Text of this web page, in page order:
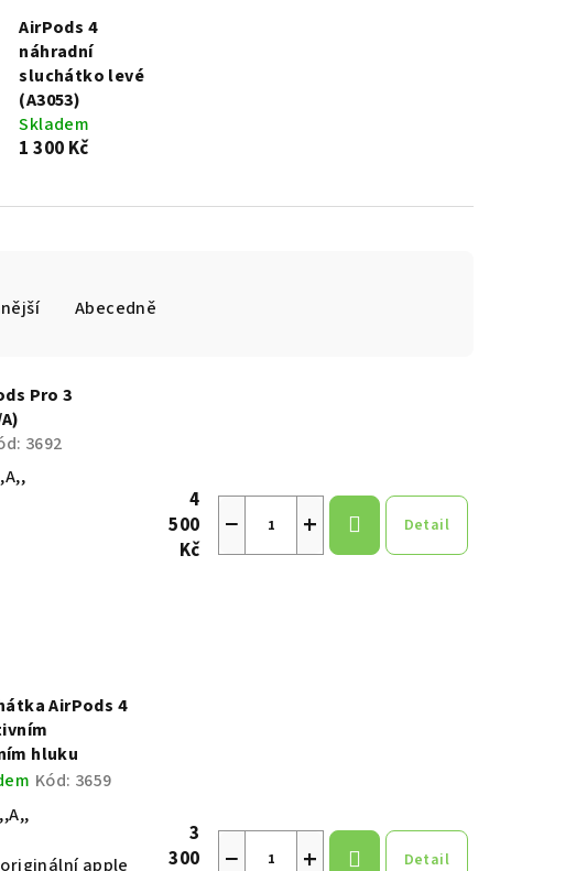
AirPods 4
náhradní
sluchátko levé
(A3053)
Skladem
1 300 Kč
Abecedně
Pro 3
3692
4
500
Kč
+
− Detail
AirPods 4
hluku
Kód: 3659
apple
3
300
+
− Detail